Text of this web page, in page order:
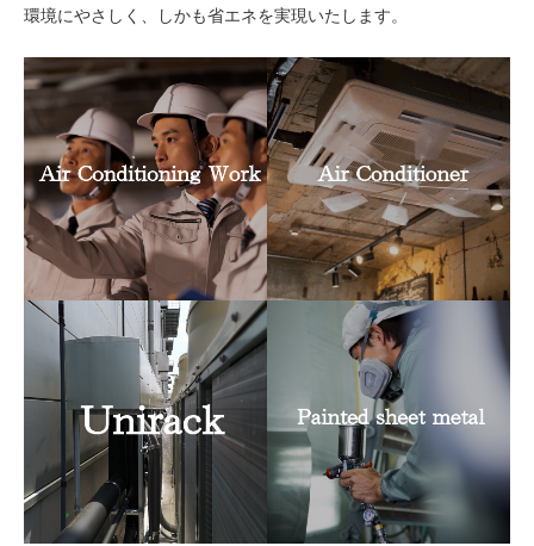
環境にやさしく、しかも省エネを実現いたします。
改造工事
エアコン販
売・取付